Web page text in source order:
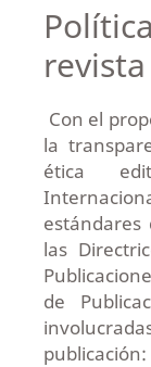
revista
Con el
la
ética
las
de
publicación: